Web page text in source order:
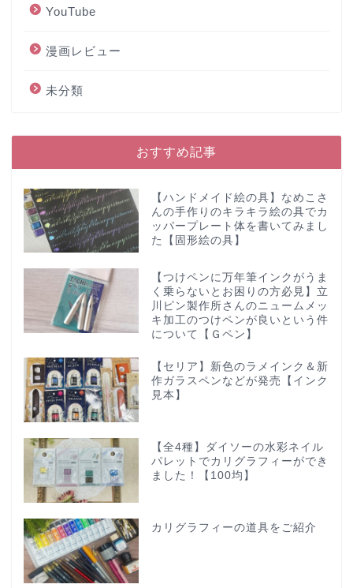
YouTube
漫画レビュー
未分類
おすすめ記事
【ハンドメイド絵の具】なめこさ
んの手作りのキラキラ絵の具でカ
ッパープレート体を書いてみまし
た【固形絵の具】
【つけペンに万年筆インクがうま
く乗らないとお困りの方必見】立
川ピン製作所さんのニュームメッ
キ加工のつけペンが良いという件
について【Ｇペン】
【セリア】新色のラメインク＆新
作ガラスペンなどが発売【インク
見本】
【全4種】ダイソーの水彩ネイル
パレットでカリグラフィーができ
ました！【100均】
カリグラフィーの道具をご紹介